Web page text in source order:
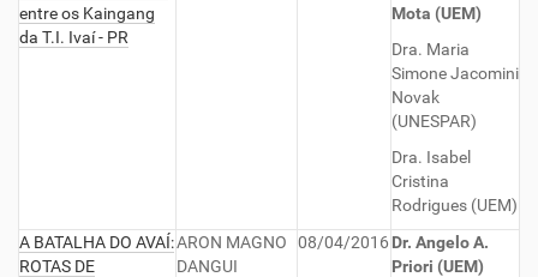
entre os Kaingang
da T.I. Ivaí - PR
Mota (UEM)
Dra. Maria
Simone Jacomini
Novak
(UNESPAR)
Dra. Isabel
Cristina
Rodrigues (UEM)
A BATALHA DO AVAÍ:
ROTAS DE
ARON MAGNO
DANGUI
08/04/2016 Dr. Angelo A.
Priori (UEM)